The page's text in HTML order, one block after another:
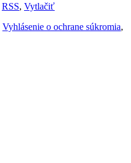
RSS, Vytlačiť
Vyhlásenie o ochrane súkromia,